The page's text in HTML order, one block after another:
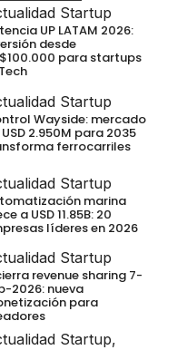
Startup
UP LATAM 2026:
desde
para startups
Startup
Wayside: mercado
2.950M para 2035
ferrocarriles
Startup
marina
a USD 11.85B: 20
líderes en 2026
Startup
revenue sharing 7-
2026: nueva
para
Startup,